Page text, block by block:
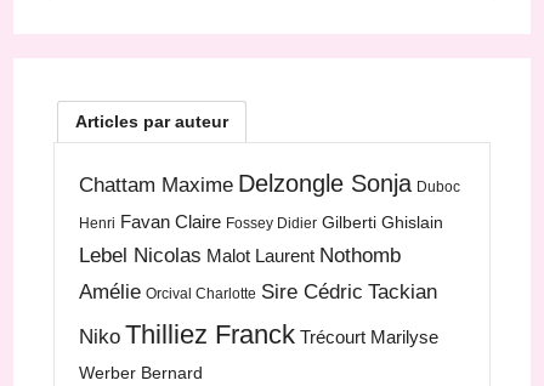
Articles par auteur
Chattam Maxime Delzongle Sonja Duboc
Henri Favan Claire Fossey Didier Gilberti Ghislain
Lebel Nicolas Malot Laurent Nothomb
Amélie Orcival Charlotte Sire Cédric Tackian
Niko Thilliez Franck Trécourt Marilyse
Werber Bernard